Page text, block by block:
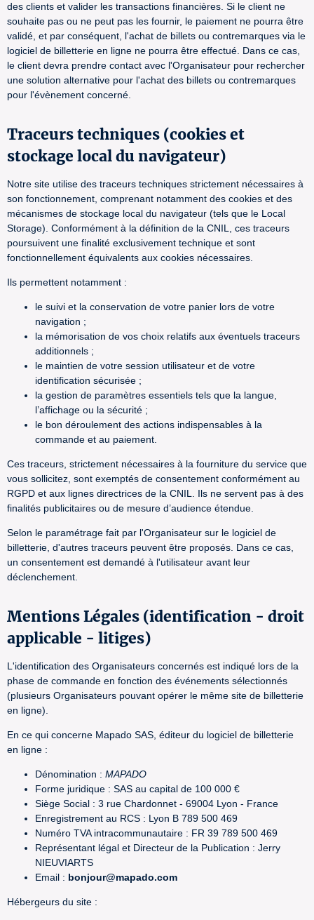
des clients et valider les transactions financières. Si le client ne
souhaite pas ou ne peut pas les fournir, le paiement ne pourra être
validé, et par conséquent, l'achat de billets ou contremarques via le
logiciel de billetterie en ligne ne pourra être effectué. Dans ce cas,
le client devra prendre contact avec l'Organisateur pour rechercher
une solution alternative pour l'achat des billets ou contremarques
pour l'évènement concerné.
Traceurs techniques (cookies et
stockage local du navigateur)
Notre site utilise des traceurs techniques strictement nécessaires à
son fonctionnement, comprenant notamment des cookies et des
mécanismes de stockage local du navigateur (tels que le Local
Storage). Conformément à la définition de la CNIL, ces traceurs
poursuivent une finalité exclusivement technique et sont
fonctionnellement équivalents aux cookies nécessaires.
Ils permettent notamment :
le suivi et la conservation de votre panier lors de votre
navigation ;
la mémorisation de vos choix relatifs aux éventuels traceurs
additionnels ;
le maintien de votre session utilisateur et de votre
identification sécurisée ;
la gestion de paramètres essentiels tels que la langue,
l’affichage ou la sécurité ;
le bon déroulement des actions indispensables à la
commande et au paiement.
Ces traceurs, strictement nécessaires à la fourniture du service que
vous sollicitez, sont exemptés de consentement conformément au
RGPD et aux lignes directrices de la CNIL. Ils ne servent pas à des
finalités publicitaires ou de mesure d’audience étendue.
Selon le paramétrage fait par l'Organisateur sur le logiciel de
billetterie, d'autres traceurs peuvent être proposés. Dans ce cas,
un consentement est demandé à l'utilisateur avant leur
déclenchement.
Mentions Légales (identification - droit
applicable - litiges)
L'identification des Organisateurs concernés est indiqué lors de la
phase de commande en fonction des événements sélectionnés
(plusieurs Organisateurs pouvant opérer le même site de billetterie
en ligne).
En ce qui concerne Mapado SAS, éditeur du logiciel de billetterie
en ligne :
Dénomination : MAPADO
Forme juridique : SAS au capital de 100 000 €
Siège Social : 3 rue Chardonnet - 69004 Lyon - France
Enregistrement au RCS : Lyon B 789 500 469
Numéro TVA intracommunautaire : FR 39 789 500 469
Représentant légal et Directeur de la Publication : Jerry
NIEUVIARTS
Email : bonjour@mapado.com
Hébergeurs du site :